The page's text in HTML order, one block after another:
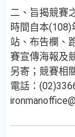
二、旨揭競賽
時間自本
站、布告欄、
賽宣傳海報及
另寄；競賽相
電話：